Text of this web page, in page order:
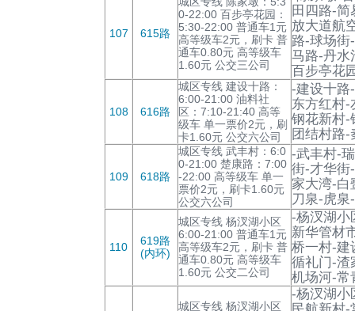
107 615路
0-22:00 百步亭花园：
5:30-22:00 普通车1元
高等级车2元，刷卡 普
通车0.80元 高等级车
1.60元 公交三公司
田四路-
放大道航
路-球场街
马路-丹水
百步亭花
108 616路
城区专线 建设十路：
6:00-21:00 油料社
区：7:10-21:40 高等
级车 单一票价2元，刷
卡1.60元 公交六公司
-建设十路
东方红村-
钢花新村-
团结村路
109 618路
城区专线 武丰村：6:0
0-21:00 楚康路：7:00
-22:00 高等级车 单一
票价2元，刷卡1.60元
公交六公司
-武丰村-
街-才华街
家大湾-白
刀泉-虎
110
619路
(内环)
城区专线 杨汊湖小区
6:00-21:00 普通车1元
高等级车2元，刷卡 普
通车0.80元 高等级车
1.60元 公交二公司
-杨汊湖小
新华管材
桥一村-建
循礼门-渣
机场河-常
城区专线 杨汊湖小区
-杨汊湖小